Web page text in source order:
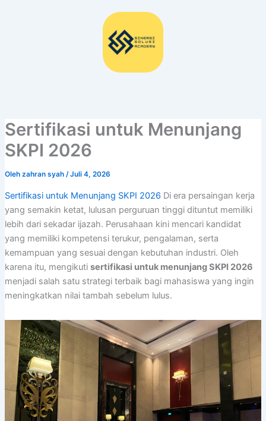
Sertifikasi untuk Menunjang
SKPI 2026
Oleh zahran syah /Juli 4, 2026
Sertifikasi untuk Menunjang SKPI 2026 Di era persaingan kerja
yang semakin ketat, lulusan perguruan tinggi dituntut memiliki
lebih dari sekadar ijazah. Perusahaan kini mencari kandidat
yang memiliki kompetensi terukur, pengalaman, serta
kemampuan yang sesuai dengan kebutuhan industri. Oleh
karena itu, mengikuti sertifikasi untuk menunjang SKPI 2026
menjadi salah satu strategi terbaik bagi mahasiswa yang ingin
meningkatkan nilai tambah sebelum lulus.